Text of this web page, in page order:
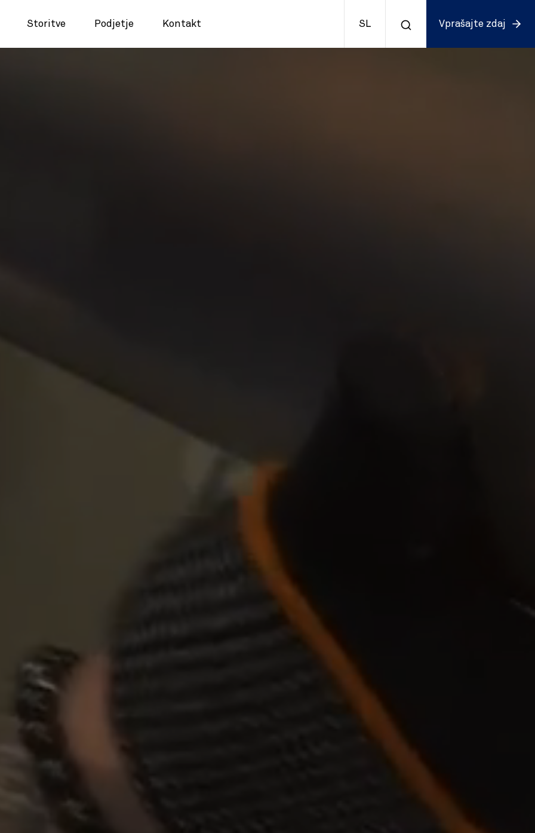
Storitve Podjetje Kontakt SL Vprašajte zdaj